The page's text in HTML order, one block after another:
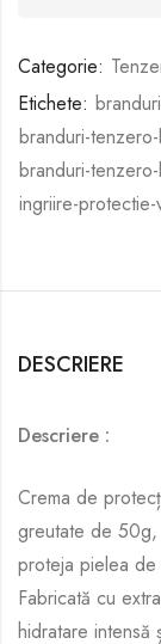
Categorie:
Etichete:
branduri-
branduri-
ingriire-
DESCRIERE
Descriere :
Crema de
greutate de
proteja pielea
Fabricată cu
hidratare intensă